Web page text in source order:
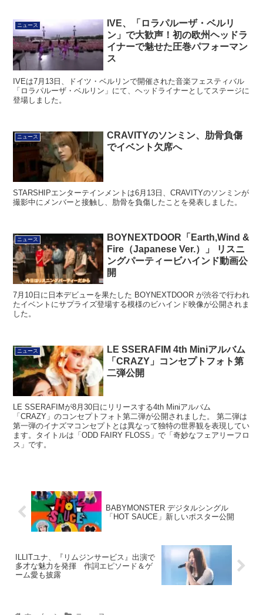
ニュース
IVE、「ロラパルーザ・ベルリ
ン」で大歓声！初の欧州ヘッドラ
イナーで魅せた圧巻パフォーマン
ス
IVEは7月13日、ドイツ・ベルリンで開催された音楽フェスティバル
「ロラパルーザ・ベルリン」にて、ヘッドライナーとしてステージに
登場しました。
ニュース
CRAVITYのソンミン、肋骨負傷
でイベント欠席へ
STARSHIPエンターテインメントは6月13日、CRAVITYのソンミンが
撮影中にメンバーと接触し、肋骨を負傷したことを発表しました。
ニュース
BOYNEXTDOOR「Earth,Wind &
Fire（Japanese Ver.）」 リスニ
ングパーティービハインド動画公
開
7月10日に日本デビューを果たした BOYNEXTDOOR が渋谷で行われ
たイベントにサプライズ登場する模様のビハインド映像が公開されま
した。
ニュース
LE SSERAFIM 4th Miniアルバム
「CRAZY」コンセプトフォト第
二弾公開
LE SSERAFIMが8月30日にリリースする4th Miniアルバム
「CRAZY」のコンセプトフォト第二弾が公開されました。 第二弾は
第一弾のイナズマコンセプトとは異なって独特の世界観を表現してい
ます。タイトルは「ODD FAIRY FLOSS」で「奇妙なフェアリーフロ
ス」です。
BABYMONSTER デジタルシングル
「HOT SAUCE」新しいポスター公開
ILLITユナ、『リムジンサービス』出演で
多才な魅力を発揮 作詞エピソード＆ゲ
ーム愛も披露